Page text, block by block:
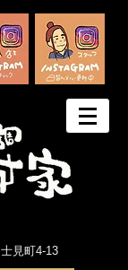
見町4-13